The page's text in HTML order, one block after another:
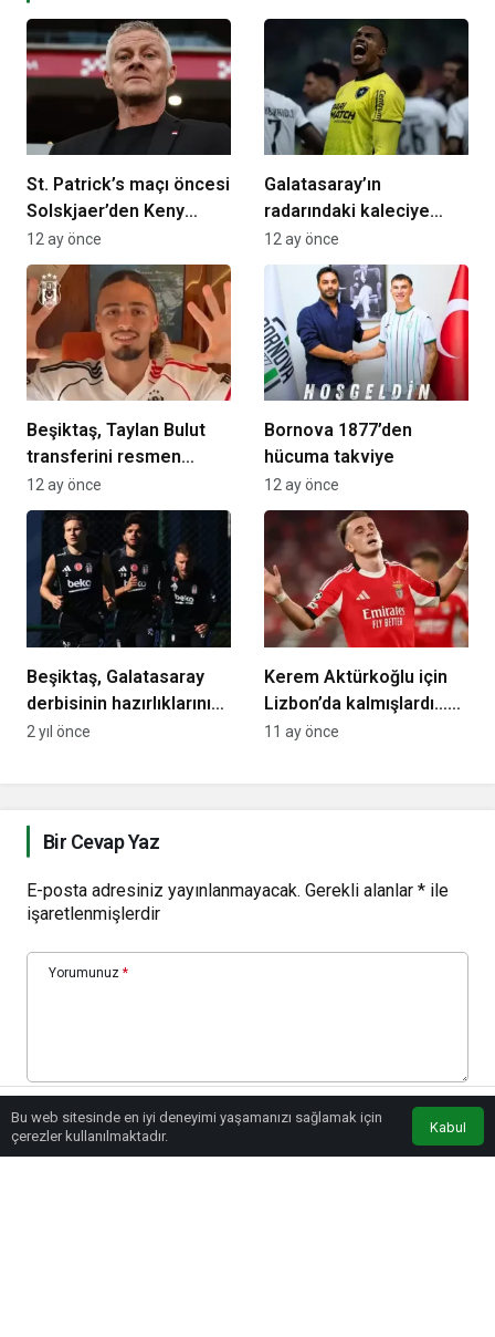
St. Patrick’s maçı öncesi
Solskjaer’den Keny
Arroyo yanıtı
12 ay önce
Galatasaray’ın
radarındaki kaleciye
Fenerbahçe’den kanca!
12 ay önce
Beşiktaş, Taylan Bulut
transferini resmen
açıkladı! Geliş saati de
duyuruldu
12 ay önce
Bornova 1877’den
hücuma takviye
12 ay önce
Beşiktaş, Galatasaray
derbisinin hazırlıklarını
tamamladı
2 yıl önce
Kerem Aktürkoğlu için
Lizbon’da kalmışlardı…
Fenerbahçe’nin uçağı
11 ay önce
Bir Cevap Yaz
E-posta adresiniz yayınlanmayacak. Gerekli alanlar * ile
işaretlenmişlerdir
Yorumunuz *
Adınız*
Bu web sitesinde en iyi deneyimi yaşamanızı sağlamak için
çerezler kullanılmaktadır.
Kabul